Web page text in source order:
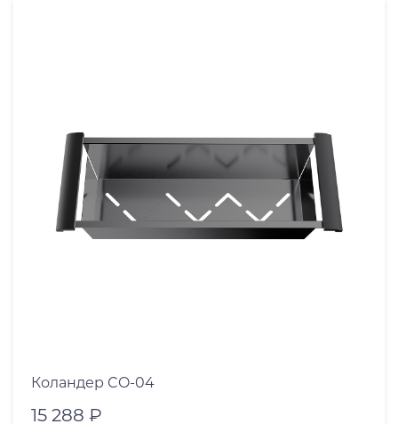
Коландер CO-04
15 288 ₽